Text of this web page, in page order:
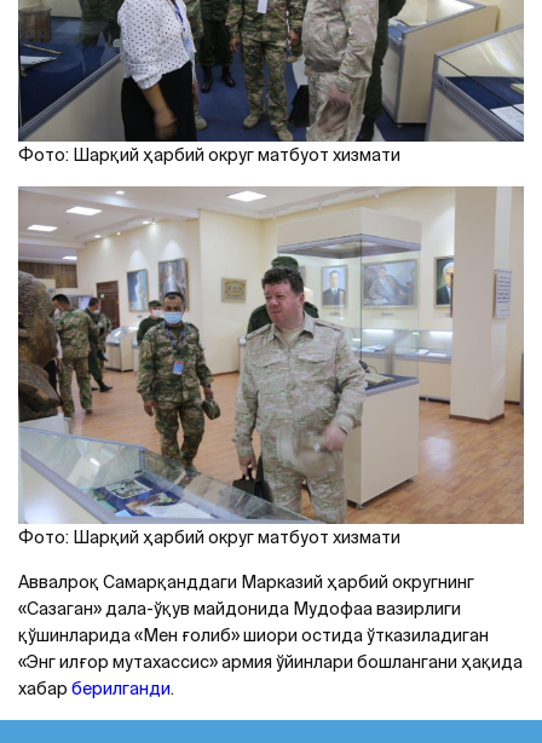
Фото: Шарқий ҳарбий округ матбуот хизмати
Фото: Шарқий ҳарбий округ матбуот хизмати
Аввалроқ Самарқанддаги Марказий ҳарбий округнинг
«Сазаган» дала-ўқув майдонида Мудофаа вазирлиги
қўшинларида «Мен ғолиб» шиори остида ўтказиладиган
«Энг илғор мутахассис» армия ўйинлари бошлангани ҳақида
хабар берилганди.